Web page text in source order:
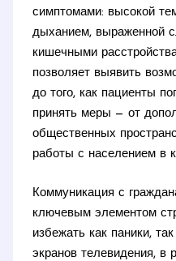
симптомами: высокой
дыханием, выраженной
кишечными
позволяет выявить
до того, как пациенты
принять меры — от
общественных
работы с населением в
Коммуникация с
ключевым элементом
избежать как паники,
экранов телевидения, в